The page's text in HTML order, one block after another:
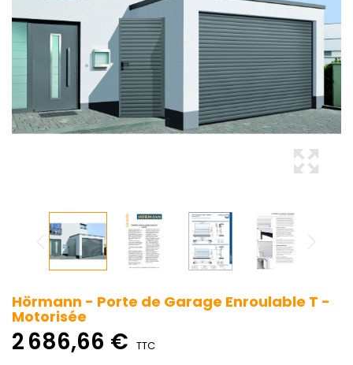
Hörmann - Porte de Garage Enroulable T -
Motorisée
2 686,66 € TTC